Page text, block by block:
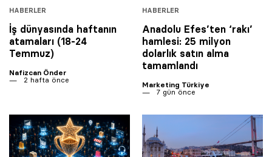
HABERLER
İş dünyasında haftanın
atamaları (18-24
Temmuz)
Nafizcan Önder
2 hafta önce
HABERLER
Anadolu Efes’ten ‘rakı’
hamlesi: 25 milyon
dolarlık satın alma
tamamlandı
Marketing Türkiye
7 gün önce